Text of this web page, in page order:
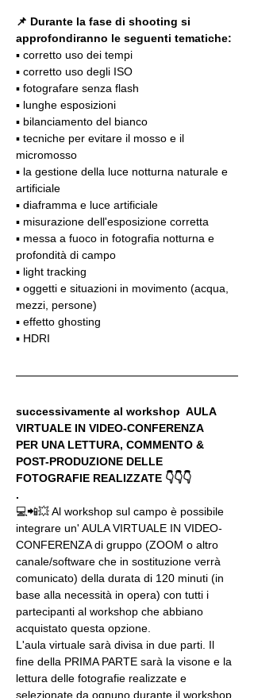
📌 Durante la fase di shooting si
approfondiranno le seguenti tematiche:
▪️ corretto uso dei tempi
▪️ corretto uso degli ISO
▪️ fotografare senza flash
▪️ lunghe esposizioni
▪️ bilanciamento del bianco
▪️ tecniche per evitare il mosso e il
micromosso
▪️ la gestione della luce notturna naturale e
artificiale
▪️ diaframma e luce artificiale
▪️ misurazione dell'esposizione corretta
▪️ messa a fuoco in fotografia notturna e
profondità di campo
▪️ light tracking
▪️ oggetti e situazioni in movimento (acqua,
mezzi, persone)
▪️ effetto ghosting
▪️ HDRI
successivamente al workshop  AULA
VIRTUALE IN VIDEO-CONFERENZA
PER UNA LETTURA, COMMENTO &
POST-PRODUZIONE DELLE
FOTOGRAFIE REALIZZATE 👇👇👇
.
💻📲💥 Al workshop sul campo è possibile
integrare un' AULA VIRTUALE IN VIDEO-
CONFERENZA di gruppo (ZOOM o altro
canale/software che in sostituzione verrà
comunicato) della durata di 120 minuti (in
base alla necessità in opera) con tutti i
partecipanti al workshop che abbiano
acquistato questa opzione.
L'aula virtuale sarà divisa in due parti. Il
fine della PRIMA PARTE sarà la visone e la
lettura delle fotografie realizzate e
selezionate da ognuno durante il workshop,